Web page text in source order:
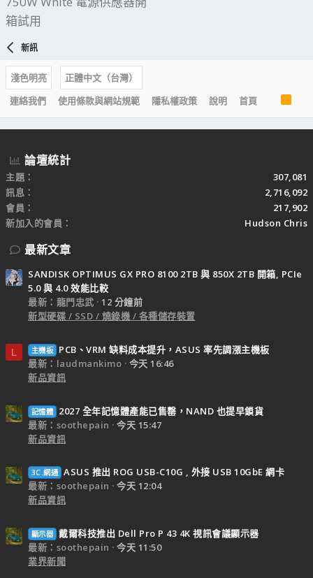
箱試用
新訊
淺色明亮
正體中文（台灣）
連絡我們
使用條款與網站規範 隱私權政策 說明 首頁
R
S
S
論壇統計
主題
307,081
訊息
2,716,092
會員
217,902
新加入的會員
Hudson Chris
最新文章
SANDISK OPTIMUS GX PRO 8100 2TB 與 850X 2TB 開箱, PCIe
5.0 與 4.0 效能比較
最新：龍門忠武
12 分鐘前
新型硬碟 / SSD / 燒錄機 / 各種儲存裝置
L 主機板
PCB、VRM 缺料成本提升，ASUS 率先調漲主機板
最新：laudmankimo
今天 16:46
新品資訊
記憶體
2027 全年記憶體產能已售罄，NAND 也提早鎖貨
最新：soothepain
今天 15:47
新品資訊
3C.網通 ASUS 推出 ROG USB-C10G , 外接 USB 10GbE 網卡
最新：soothepain
今天 12:04
新品資訊
顯示器 戴爾科技推出 Dell Pro P 43 4K 視訊會議顯示器
最新：soothepain
今天 11:50
業界新聞